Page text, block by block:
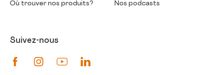
Où trouver nos produits? Nos podcasts
Suivez-nous
Suivez-nous sur Facebook
Suivez-nous sur Instagram
Suivez-nous sur Youtube